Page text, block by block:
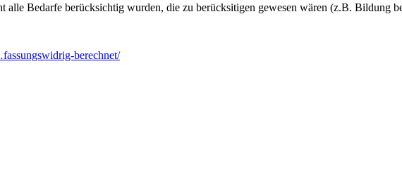
alle Bedarfe berücksichtig wurden, die zu berücksitigen gewesen wären (z.B. Bildung
berechnet/